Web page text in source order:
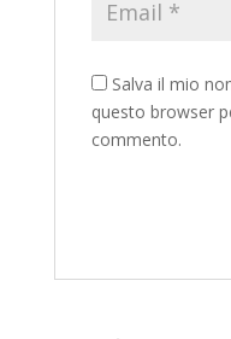
Salva il mio
questo browser
commento.